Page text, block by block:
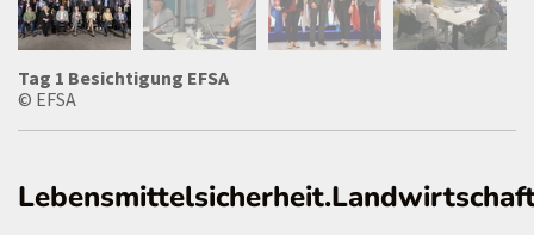
Tag 1 Besichtigung EFSA
© EFSA